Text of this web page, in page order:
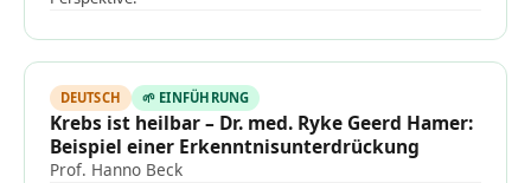
DEUTSCH 🌱 EINFÜHRUNG
Krebs ist heilbar – Dr. med. Ryke Geerd Hamer:
Beispiel einer Erkenntnisunterdrückung
Prof. Hanno Beck